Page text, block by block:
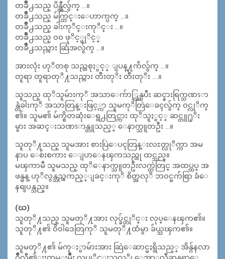
တခ်ဳိ႕သည္ ပိန္လွီလွ်က္ …။
တခ်ဳိ႕သည္ မ်က္တြင္းေဟာက္ပက္ …။
တခ်ဳိ႕သည္ ခါးကုိင္းကုိင္း …။
တခ်ဳိ႕သည္ ၀၀ ဖုိင့္ဖုိင့္
တခ်ဳိ႕သည္ကား ဆြံအလွ်က္ …။
အားလုံး ဟုိတစု သည္တစုႏွင့္ ျပန္႔က်ဲလွ်က္ …။
တူရာ တူရာတုိ႔သည္ကား တီးတုိး တီးတုိး ….။
သူသည္ ထုိသူမ်ားကုိ အသာေက်ာ္လြန္ၿပီး ဆင္နားရြက္သဏၭာ
န္တံခါးကုိ အသာတြန္းဖြင့္ကာ သူမကုိတြဲေခၚလွ်က္ ၀င္လုိက္
၏။ သူမ၏ မ်က္စိတဆုံးေရွ႕တြင္ကား ထုိသူႏွင့္ ဆင္တူ႐ုိး
မွား အဆင္းသဏၭာန္တူသည့္ ေနာက္သူတဦး …။
သူတုိ႔သည္ သူမအား စားပြဲေပၚတြန္းလႊတ္လုိက္ကာ အမ
နာပ ေစ်းစကား ေျပာေနၾကသည္ဟု ထင္သည္။
မၾကာမီ သူမသည္ ထုိေနာက္သူတဦးလက္ထဲတြင္ အထပ္ထပ္ အ
ဖန္ဖန္ ဟုိလွန္သည္ၾကည့္ျခင္းကုိ စိတ္အလုိ ဘ၀င္မက်စြာ ခံေ
နရျပန္သည္။
(ဃ)
သူတုိ႔သည္ သူမတုိ႔အား လုပ္ခ်င္တုိင္း လုပ္ေနၾက၏။
သူတုိ႔၏ ၀ိ၀ါဒေတြကုိ သူမတုိ႔ထံမွာ ခ်ယ္သၾက၏။
သူမတုိ႔၏ မ်က္ႏွာမ်ားအား ဆြဲေဆာင္မႈရွိသည့္ အိန္ဂ်နလာ